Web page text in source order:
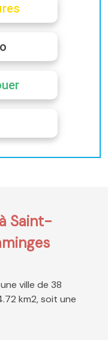
Saint-
ville de 38
km2, soit une